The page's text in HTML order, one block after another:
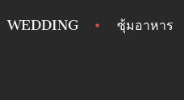
WEDDING ซุ้มอาหาร